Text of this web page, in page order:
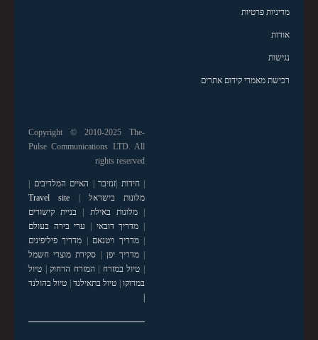
מדיניות פרטיות
אודות
נגישות
רכישת מאמרי קידום אתרים
Copyright © 2010-2025 The-
Pulse Communications LTD. All
rights reserved
|חידות זנזיבר האיים המלדיבים
מלונות בישראל
Travel site
|מלונות באילת
בניית קישורים
מדריך דובאי
ערי בירה בעולם
|מדריך ויטנאם
מדריך פיליפינים
|מדריך יפן
סקירת מוצרי חשמל
טיול במזרח המזרח הרחוק| טיול
במרוקו| טיול בתאילנד| טיול בהולנד